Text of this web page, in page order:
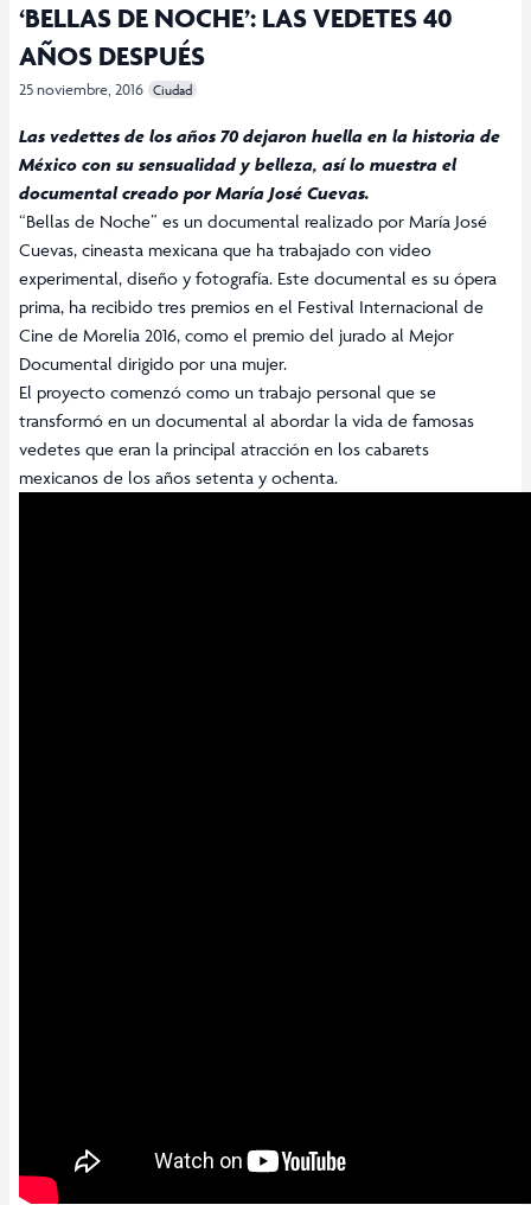
‘BELLAS DE NOCHE’: LAS VEDETES 40
AÑOS DESPUÉS
25 noviembre, 2016 Ciudad
Las vedettes de los años 70 dejaron huella en la historia de
México con su sensualidad y belleza, así lo muestra el
documental creado por María José Cuevas.
“Bellas de Noche” es un documental realizado por María José
Cuevas, cineasta mexicana que ha trabajado con video
experimental, diseño y fotografía. Este documental es su ópera
prima, ha recibido tres premios en el Festival Internacional de
Cine de Morelia 2016, como el premio del jurado al Mejor
Documental dirigido por una mujer.
El proyecto comenzó como un trabajo personal que se
transformó en un documental al abordar la vida de famosas
vedetes que eran la principal atracción en los cabarets
mexicanos de los años setenta y ochenta.